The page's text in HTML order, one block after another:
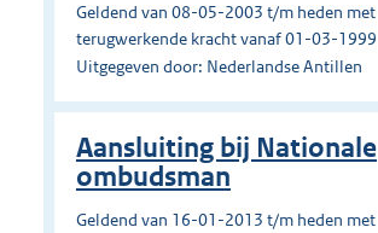
Geldend van 08-05-2003 t/m heden met
terugwerkende kracht vanaf 01-03-1999
Uitgegeven door: Nederlandse Antillen
Aansluiting bij Nationale
ombudsman
Geldend van 16-01-2013 t/m heden met